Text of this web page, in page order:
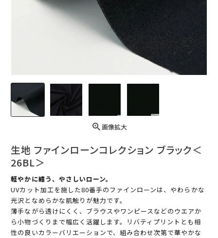
画像拡大
生地 ファインローンコレクション ブラック＜
26BL＞
軽やかに纏う、やさしいローン。
UVカット加工を施した80番手のファインローンは、やわらかな
光沢となめらかな肌触りが魅力です。
薄手ながら透けにくく、ブラウスやワンピースなどのウエアか
ら小物づくりまで幅広く活躍します。リバティプリントとも相
性の良いカラーバリエーションで、組み合わせ次第で華やかな